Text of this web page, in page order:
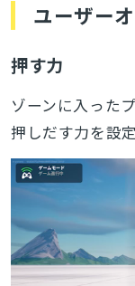
ユーザー
押す力
ゾーンに入った
押しだす力を設定